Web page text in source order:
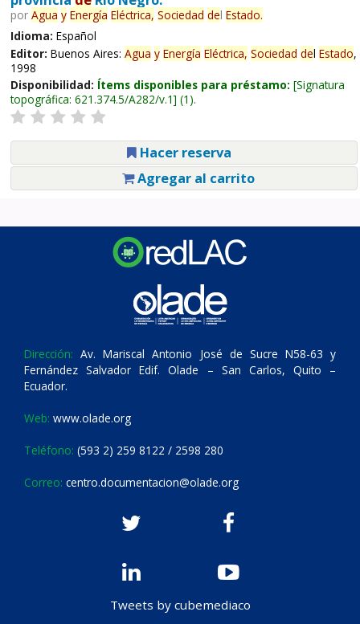
por Agua y Energía Eléctrica, Sociedad del Estado.
Idioma: Español
Editor: Buenos Aires: Agua y Energía Eléctrica, Sociedad del Estado,
1998
Disponibilidad: Ítems disponibles para préstamo: Signatura
topográfica: 621.374.5/A282/v.1 (1).
Hacer reserva
Agregar al carrito
Dirección: Av. Mariscal Antonio José de Sucre N58-63 y
Fernández Salvador Edif. Olade – San Carlos, Quito –
Ecuador.
Web: www.olade.org
Teléfono: (593 2) 259 8122 / 2598 280
Correo: centro.documentacion@olade.org
Tweets by cubemediaco